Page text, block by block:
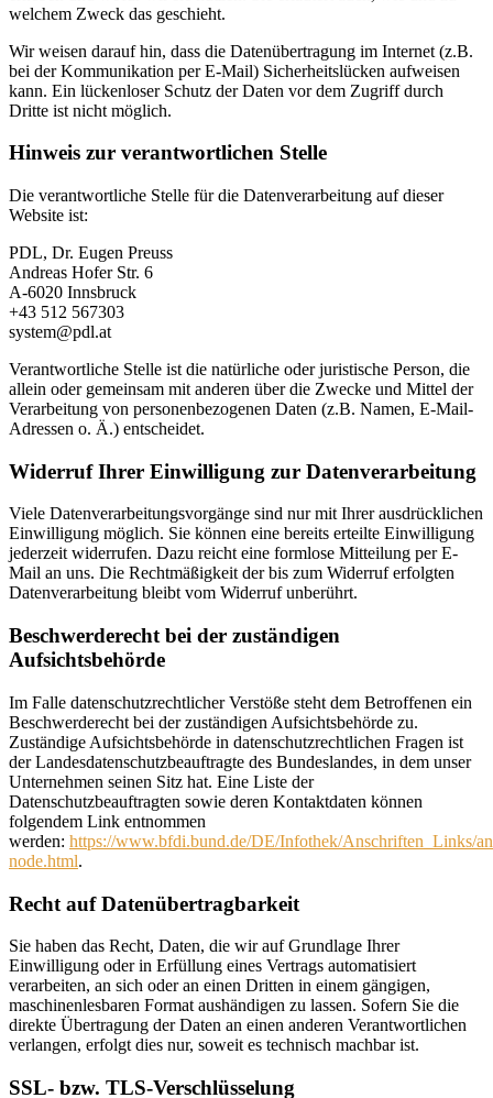
welchem Zweck das geschieht.
Wir weisen darauf hin, dass die Datenübertragung im Internet (z.B.
bei der Kommunikation per E-Mail) Sicherheitslücken aufweisen
kann. Ein lückenloser Schutz der Daten vor dem Zugriff durch
Dritte ist nicht möglich.
Hinweis zur verantwortlichen Stelle
Die verantwortliche Stelle für die Datenverarbeitung auf dieser
Website ist:
PDL, Dr. Eugen Preuss
Andreas Hofer Str. 6
A-6020 Innsbruck
+43 512 567303
system@pdl.at
Verantwortliche Stelle ist die natürliche oder juristische Person, die
allein oder gemeinsam mit anderen über die Zwecke und Mittel der
Verarbeitung von personenbezogenen Daten (z.B. Namen, E-Mail-
Adressen o. Ä.) entscheidet.
Widerruf Ihrer Einwilligung zur Datenverarbeitung
Viele Datenverarbeitungsvorgänge sind nur mit Ihrer ausdrücklichen
Einwilligung möglich. Sie können eine bereits erteilte Einwilligung
jederzeit widerrufen. Dazu reicht eine formlose Mitteilung per E-
Mail an uns. Die Rechtmäßigkeit der bis zum Widerruf erfolgten
Datenverarbeitung bleibt vom Widerruf unberührt.
Beschwerderecht bei der zuständigen
Aufsichtsbehörde
Im Falle datenschutzrechtlicher Verstöße steht dem Betroffenen ein
Beschwerderecht bei der zuständigen Aufsichtsbehörde zu.
Zuständige Aufsichtsbehörde in datenschutzrechtlichen Fragen ist
der Landesdatenschutzbeauftragte des Bundeslandes, in dem unser
Unternehmen seinen Sitz hat. Eine Liste der
Datenschutzbeauftragten sowie deren Kontaktdaten können
folgendem Link entnommen
werden: https://www.bfdi.bund.de/DE/Infothek/Anschriften_Links/
node.html.
Recht auf Datenübertragbarkeit
Sie haben das Recht, Daten, die wir auf Grundlage Ihrer
Einwilligung oder in Erfüllung eines Vertrags automatisiert
verarbeiten, an sich oder an einen Dritten in einem gängigen,
maschinenlesbaren Format aushändigen zu lassen. Sofern Sie die
direkte Übertragung der Daten an einen anderen Verantwortlichen
verlangen, erfolgt dies nur, soweit es technisch machbar ist.
SSL- bzw. TLS-Verschlüsselung